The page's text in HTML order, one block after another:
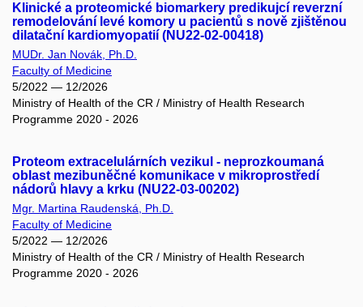
Klinické a proteomické biomarkery predikujcí reverzní
remodelování levé komory u pacientů s nově zjištěnou
dilatační kardiomyopatií (NU22-02-00418)
MUDr. Jan Novák, Ph.D.
Faculty of Medicine
5/2022 — 12/2026
Ministry of Health of the CR / Ministry of Health Research
Programme 2020 - 2026
Proteom extracelulárních vezikul - neprozkoumaná
oblast mezibuněčné komunikace v mikroprostředí
nádorů hlavy a krku (NU22-03-00202)
Mgr. Martina Raudenská, Ph.D.
Faculty of Medicine
5/2022 — 12/2026
Ministry of Health of the CR / Ministry of Health Research
Programme 2020 - 2026